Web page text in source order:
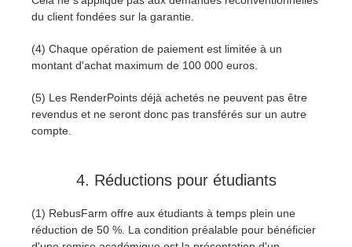
du client fondées sur la garantie.
(4) Chaque opération de paiement est limitée à un
montant d'achat maximum de 100 000 euros.
(5) Les RenderPoints déjà achetés ne peuvent pas être
revendus et ne seront donc pas transférés sur un autre
compte.
4. Réductions pour étudiants
(1) RebusFarm offre aux étudiants à temps plein une
réduction de 50 %. La condition préalable pour bénéficier